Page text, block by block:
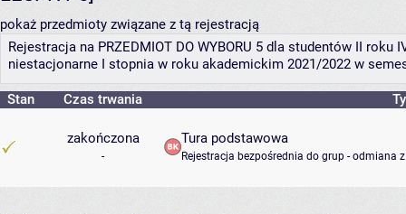
pokaż przedmioty związane z tą rejestracją
Rejestracja na PRZEDMIOT DO WYBORU 5 dla studentów II
niestacjonarne I stopnia w roku akademickim 2021/2022 w
Stan Czas trwania
zakończona
-
Tura podstawowa
Rejestracja bezpośrednia do grup - odmiana